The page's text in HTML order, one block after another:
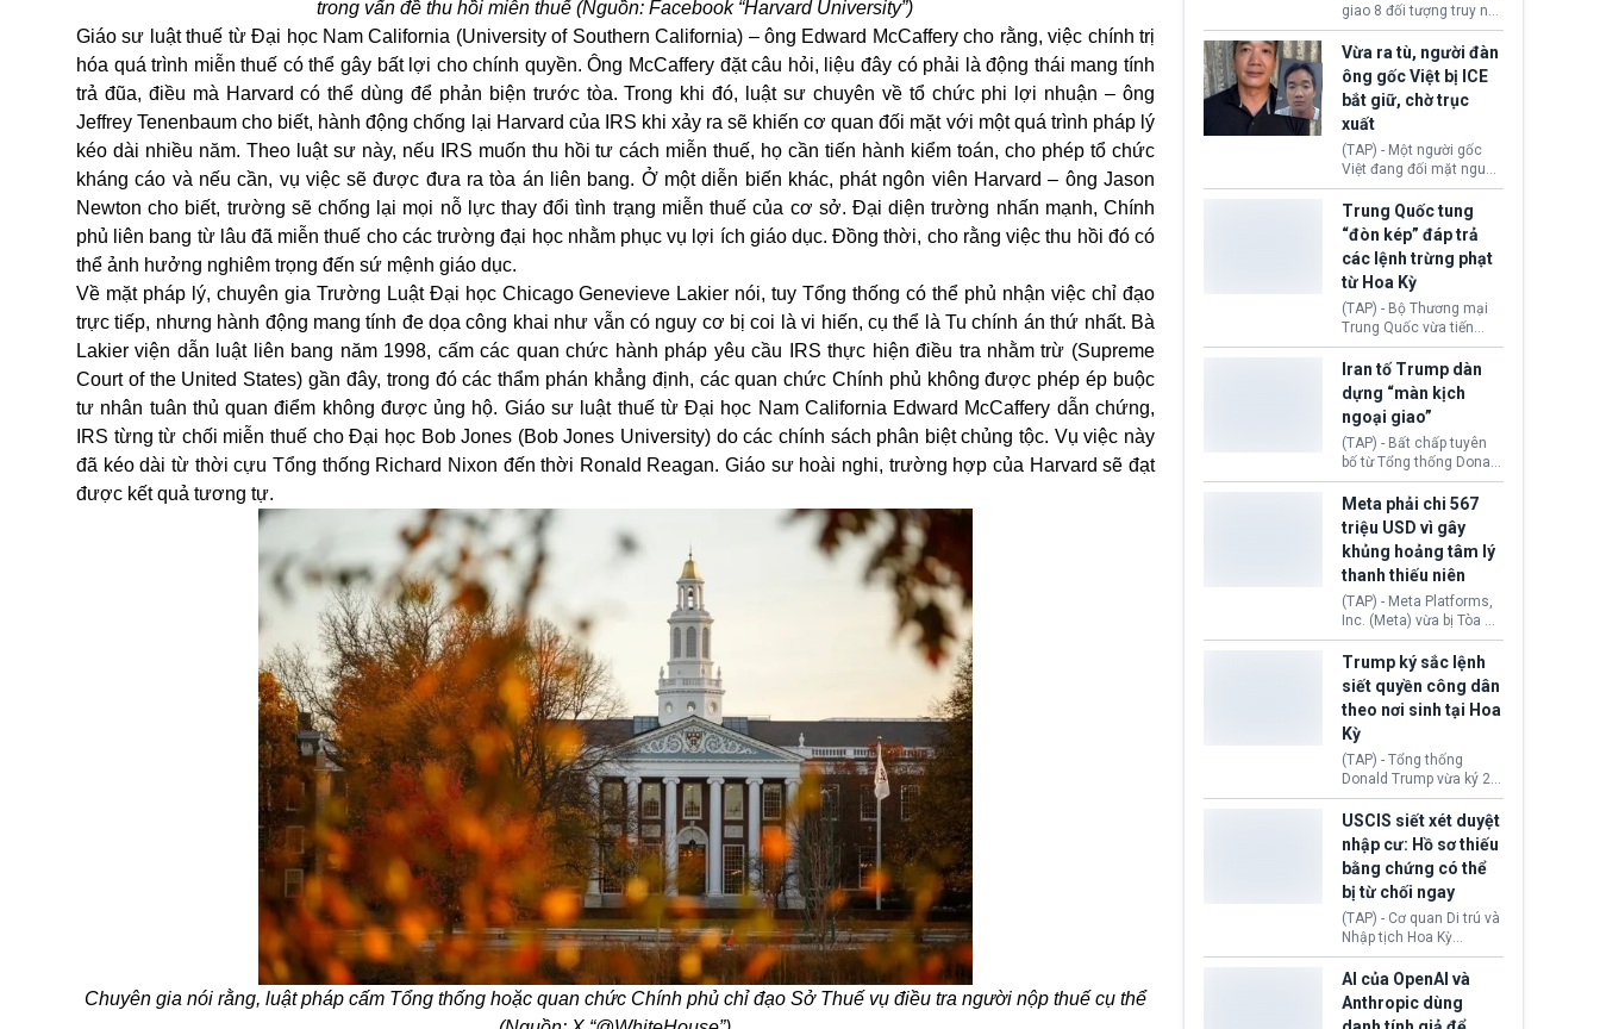
trong vấn đề thu hồi miễn thuế (Nguồn: Facebook “Harvard University”)
Giáo sư luật thuế từ Đại học Nam California (University of Southern California) – ông Edward McCaffery cho rằng, việc chính trị
hóa quá trình miễn thuế có thể gây bất lợi cho chính quyền. Ông McCaffery đặt câu hỏi, liệu đây có phải là động thái mang tính
trả đũa, điều mà Harvard có thể dùng để phản biện trước tòa. Trong khi đó, luật sư chuyên về tổ chức phi lợi nhuận – ông
Jeffrey Tenenbaum cho biết, hành động chống lại Harvard của IRS khi xảy ra sẽ khiến cơ quan đối mặt với một quá trình pháp lý
kéo dài nhiều năm. Theo luật sư này, nếu IRS muốn thu hồi tư cách miễn thuế, họ cần tiến hành kiểm toán, cho phép tổ chức
kháng cáo và nếu cần, vụ việc sẽ được đưa ra tòa án liên bang. Ở một diễn biến khác, phát ngôn viên Harvard – ông Jason
Newton cho biết, trường sẽ chống lại mọi nỗ lực thay đổi tình trạng miễn thuế của cơ sở. Đại diện trường nhấn mạnh, Chính
phủ liên bang từ lâu đã miễn thuế cho các trường đại học nhằm phục vụ lợi ích giáo dục. Đồng thời, cho rằng việc thu hồi đó có
thể ảnh hưởng nghiêm trọng đến sứ mệnh giáo dục.
Về mặt pháp lý, chuyên gia Trường Luật Đại học Chicago Genevieve Lakier nói, tuy Tổng thống có thể phủ nhận việc chỉ đạo
trực tiếp, nhưng hành động mang tính đe dọa công khai như vẫn có nguy cơ bị coi là vi hiến, cụ thể là Tu chính án thứ nhất. Bà
Lakier viện dẫn luật liên bang năm 1998, cấm các quan chức hành pháp yêu cầu IRS thực hiện điều tra nhằm trừ (Supreme
Court of the United States) gần đây, trong đó các thẩm phán khẳng định, các quan chức Chính phủ không được phép ép buộc
tư nhân tuân thủ quan điểm không được ủng hộ. Giáo sư luật thuế từ Đại học Nam California Edward McCaffery dẫn chứng,
IRS từng từ chối miễn thuế cho Đại học Bob Jones (Bob Jones University) do các chính sách phân biệt chủng tộc. Vụ việc này
đã kéo dài từ thời cựu Tổng thống Richard Nixon đến thời Ronald Reagan. Giáo sư hoài nghi, trường hợp của Harvard sẽ đạt
được kết quả tương tự.
Chuyên gia nói rằng, luật pháp cấm Tổng thống hoặc quan chức Chính phủ chỉ đạo Sở Thuế vụ điều tra người nộp thuế cụ thể
Lào, lôi kéo hàng nghìn
người tham gia, luân
chuyển dòng tiền qua
nhiều lớp tài khoản. Sau
hơn 2 tuần phối hợp truy
xét, lực lượng chức năng
hai nước đã bắt giữ 171
giao 8 đối tượng truy nã
đỏ Interpol cho lực lượng
chức năng Hàn Quốc.
Nhóm này bị xác định
lừa đảo 619 nạn nhân,
chiếm đoạt hơn 17,7 tỷ
KRW.
Vừa ra tù, người đàn
ông gốc Việt bị ICE
bắt giữ, chờ trục
xuất
(TAP) - Một người gốc
Việt đang đối mặt nguy
cơ bị trục xuất khỏi Hoa
Kỳ sau khi đã chấp hành
xong bản án liên quan
đến tội ác từ hơn 30
năm trước tại California.
Trung Quốc tung
“đòn kép” đáp trả
các lệnh trừng phạt
từ Hoa Kỳ
(TAP) - Bộ Thương mại
Trung Quốc vừa tiến
hành áp đặt lệnh trừng
phạt lên hàng loạt thực
thể và siết chặt kiểm
soát xuất khẩu máy bay
không người lái (UAV)
sang Hoa Kỳ. Động thái
này nhằm đáp trả các
biện pháp hạn chế
thương mại, áp thuế mới
cùng lệnh cấm công
nghệ gần đây từ phía
Washington.
Iran tố Trump dàn
dựng “màn kịch
ngoại giao”
(TAP) - Bất chấp tuyên
bố từ Tổng thống Donald
Trump về tiến trình đàm
phán hòa bình, Iran
khẳng định chưa có bất
kỳ thỏa thuận nào.
Tehran cho rằng, Hoa Kỳ
chỉ đang dàn dựng “màn
kịch ngoại giao” để xoa
dịu căng thẳng.
Meta phải chi 567
triệu USD vì gây
khủng hoảng tâm lý
thanh thiếu niên
(TAP) - Meta Platforms,
Inc. (Meta) vừa bị Tòa án
bang New Mexico yêu
cầu đóng góp 567 triệu
USD vào một quỹ khắc
phục hậu quả. Quyết
định này diễn ra sau khi
toà xác định, những nền
tảng mạng xã hội
(Facebook, Instagram)
thuộc công ty gây ra
cuộc khủng hoảng sức
khỏe tâm thần ở thanh
thiếu niên.
Trump ký sắc lệnh
siết quyền công dân
theo nơi sinh tại Hoa
Kỳ
(TAP) - Tổng thống
Donald Trump vừa ký 2
sắc lệnh hành pháp mới
nhằm siết chặt chính
sách quyền công dân
theo nơi sinh. Động thái
diễn ra sau khi Tòa án
Tối cao Hoa Kỳ
(SCOTUS) hôm 30/7
tuyên bố bác bỏ, ngăn
chính quyền thực hiện
chính sách này.
USCIS siết xét duyệt
nhập cư: Hồ sơ thiếu
bằng chứng có thể
bị từ chối ngay
(TAP) - Cơ quan Di trú và
Nhập tịch Hoa Kỳ
(USCIS) vừa thay đổi quy
trình xét duyệt hồ sơ
nhập cư, trao quyền cho
viên chức từ chối ngay
AI của OpenAI và
Anthropic dùng